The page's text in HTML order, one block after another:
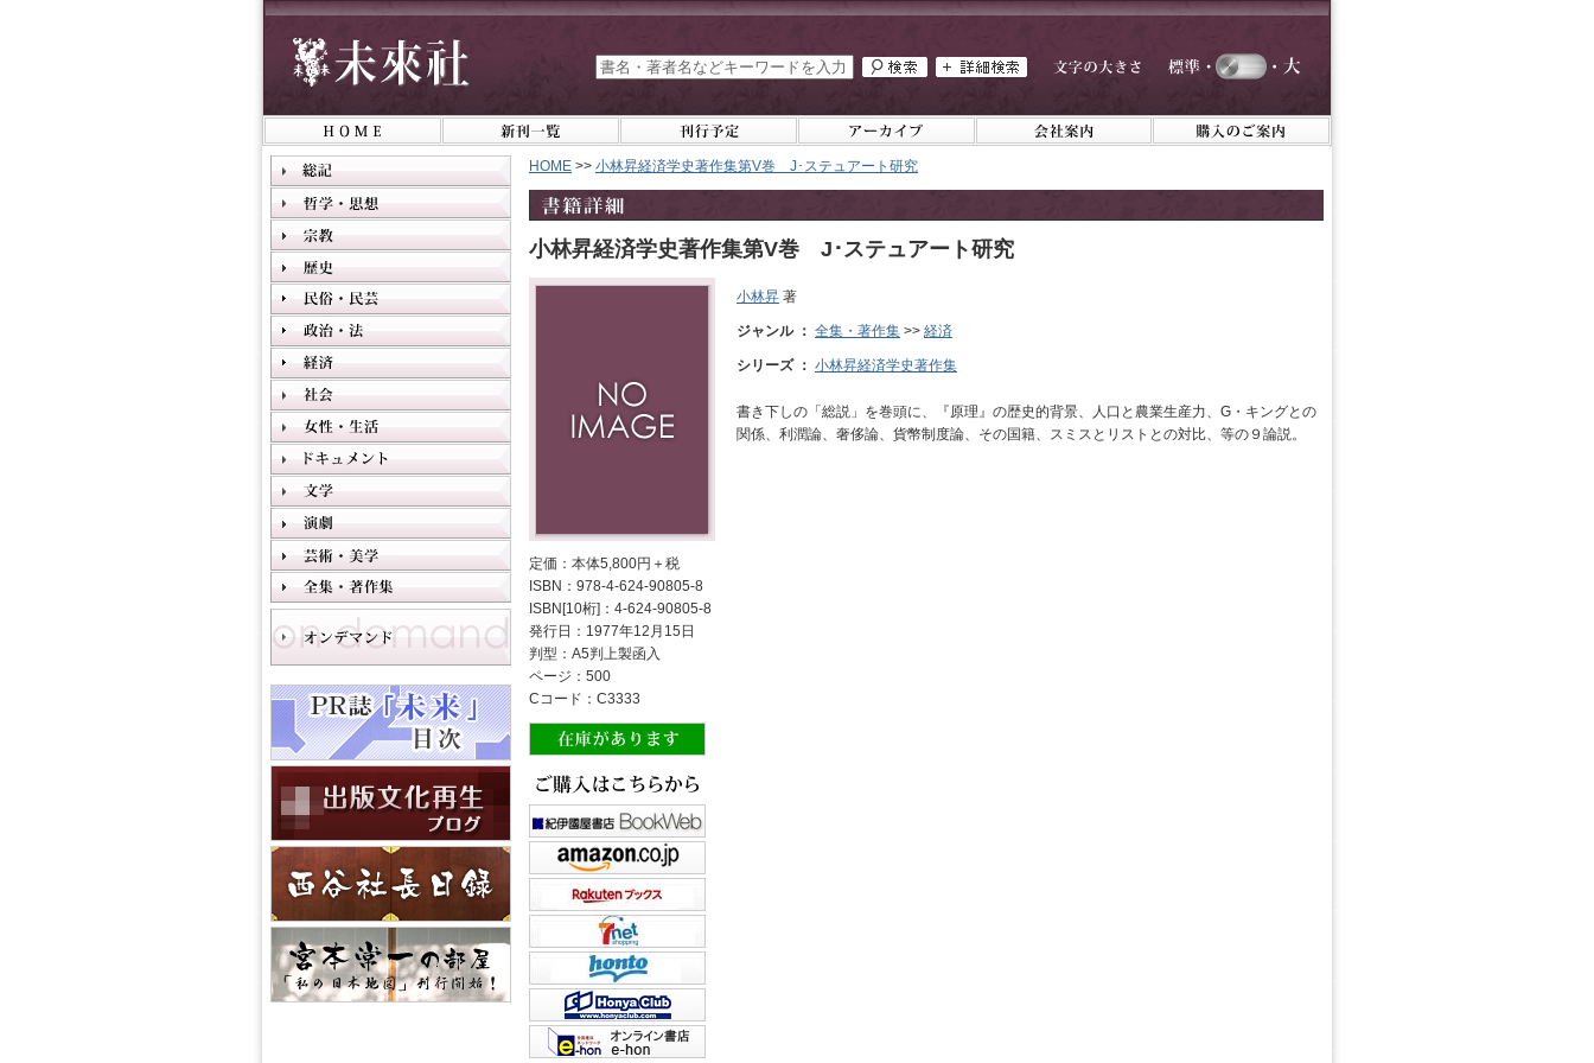
HOME >> 小林昇経済学史著作集第V巻 J･ステュアート研究
小林昇経済学史著作集第V巻 J･ステュアート研究
定価：本体5,800円＋税
ISBN：978-4-624-90805-8
ISBN[10桁]：4-624-90805-8
発行日：1977年12月15日
判型：A5判上製函入
ページ：500
Cコード：C3333
小林昇 著
ジャンル ： 全集・著作集 >> 経済
シリーズ ： 小林昇経済学史著作集
書き下しの「総説」を巻頭に、『原理』の歴史的背景、人口と農業生産力、G・キングとの
関係、利潤論、奢侈論、貨幣制度論、その国籍、スミスとリストとの対比、等の９論説。